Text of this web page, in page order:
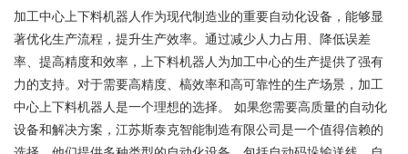
加工中心上下料机器人作为现代制造业的重要自动化设备，能够显
著优化生产流程，提升生产效率。通过减少人力占用、降低误差
率、提高精度和效率，上下料机器人为加工中心的生产提供了强有
力的支持。对于需要高精度、槁效率和高可靠性的生产场景，加工
中心上下料机器人是一个理想的选择。 如果您需要高质量的自动化
设备和解决方案，江苏斯泰克智能制造有限公司是一个值得信赖的